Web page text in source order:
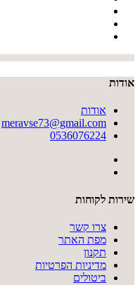
אודות
אודות
meravse73@gmail.com
0536076224
שירות לקוחות
צרו קשר
מפת האתר
תקנון
מדיניות הפרטיות
ביטולים